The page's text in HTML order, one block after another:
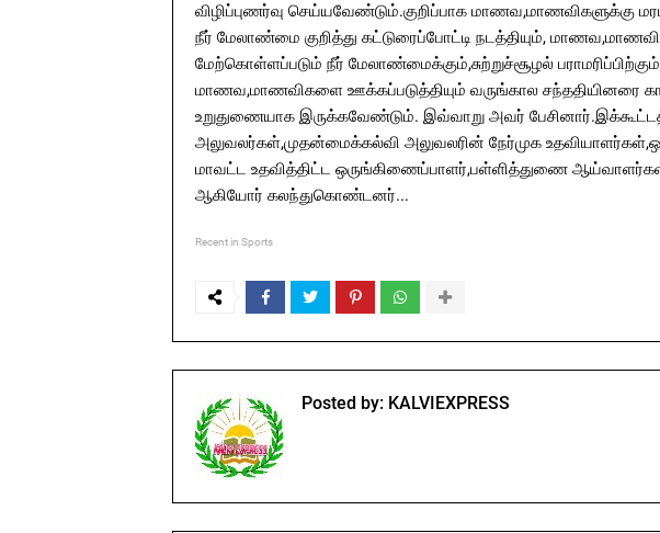
விழிப்புணர்வு செய்யவேண்டும்.குறிப்பாக மாணவ,மாணவிகளுக்கு
நீர் மேலாண்மை குறித்து கட்டுரைப்போட்டி நடத்தியும்,
மேற்கொள்ளப்படும் நீர் மேலாண்மைக்கும்,சுற்றுச்சூழல்
மாணவ,மாணவிகளை ஊக்கப்படுத்தியும் வருங்கால சந்ததியினரை
உறுதுணையாக இருக்கவேண்டும். இவ்வாறு அவர்
அலுவலர்கள்,முதன்மைக்கல்வி அலுவலரின் நேர்முக
மாவட்ட உதவித்திட்ட ஒருங்கிணைப்பாளர்,பள்ளித்துணை
ஆகியோர் கலந்துகொண்டனர்...
Recent in Sports
Posted by: KALVIEXPRESS